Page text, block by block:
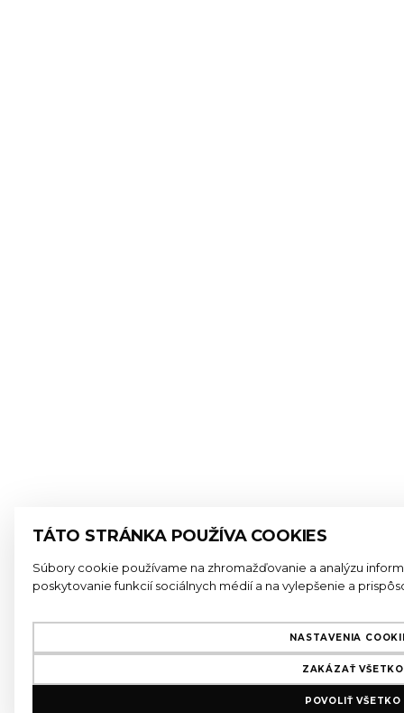
TÁTO STRÁNKA POUŽÍVA COOKIES
Súbory cookie používame na zhromažďovanie a analýzu
poskytovanie funkcií sociálnych médií a na vylepšenie a
NASTAVENIA
ZAKÁZAŤ VŠETKO
POVOLIŤ VŠETKO